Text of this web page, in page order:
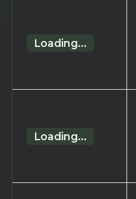
Loading...
Loading...